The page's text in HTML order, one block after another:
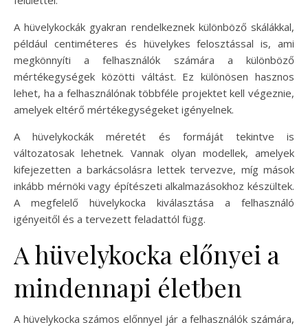
A hüvelykockák gyakran rendelkeznek különböző skálákkal,
például centiméteres és hüvelykes felosztással is, ami
megkönnyíti a felhasználók számára a különböző
mértékegységek közötti váltást. Ez különösen hasznos
lehet, ha a felhasználónak többféle projektet kell végeznie,
amelyek eltérő mértékegységeket igényelnek.
A hüvelykockák méretét és formáját tekintve is
változatosak lehetnek. Vannak olyan modellek, amelyek
kifejezetten a barkácsolásra lettek tervezve, míg mások
inkább mérnöki vagy építészeti alkalmazásokhoz készültek.
A megfelelő hüvelykocka kiválasztása a felhasználó
igényeitől és a tervezett feladattól függ.
A hüvelykocka előnyei a
mindennapi életben
A hüvelykocka számos előnnyel jár a felhasználók számára,